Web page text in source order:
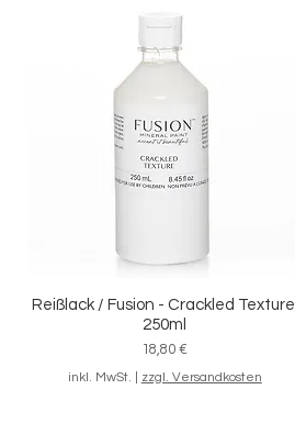
Schnellansicht
Reißlack / Fusion - Crackled Texture,
250ml
Preis
18,80 €
inkl. MwSt. zzgl. Versandkosten